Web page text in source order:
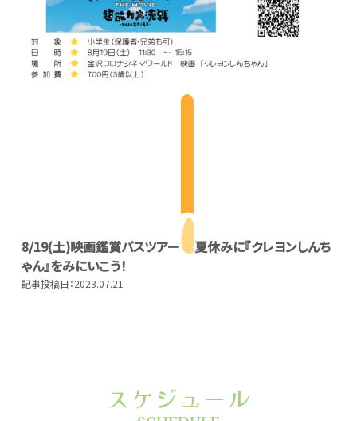
8/19(土)映画鑑賞バスツアー
夏休みに『クレヨンしんち
ゃん』をみにいこう！
記事投稿日：2023.07.21
スケジュール